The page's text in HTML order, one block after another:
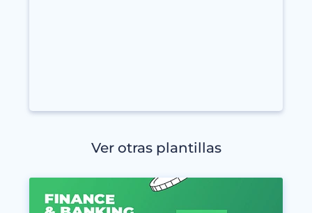
Ver otras plantillas